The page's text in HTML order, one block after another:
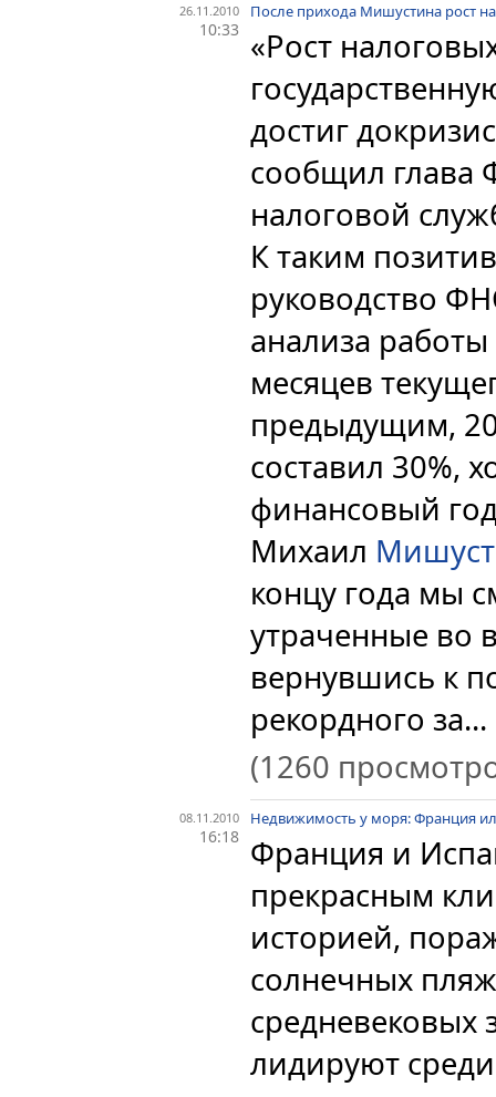
26.11.2010
10:33
После прихода Мишустина рост
«Рост
достиг
сообщил глава
налоговой
К таким
руководство
анализа
месяцев
предыдущим,
составил 30%,
финансовый
Михаил
концу года мы
утраченные во
вернувшись к
рекордного за...
(1260
08.11.2010
16:18
Недвижимость у моря: Франция
Франция и
прекрасным
историей,
солнечных
средневековых
лидируют